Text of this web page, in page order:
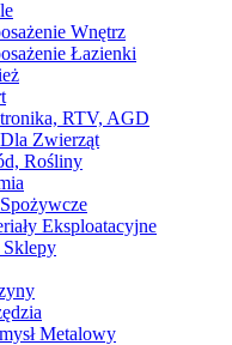
Wnętrz
Łazienki
RTV, AGD
Zwierząt
Rośliny
Eksploatacyjne
Sklepy
Metalowy